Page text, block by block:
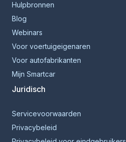
Hulpbronnen
Blog
Webinars
Voor voertuigeigenaren
Voor autofabrikanten
Mijn Smartcar
Juridisch
Servicevoorwaarden
Privacybeleid